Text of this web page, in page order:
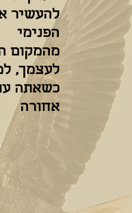
להעשיר
הפנימי
מהמקום
לעצמך,
אחורה